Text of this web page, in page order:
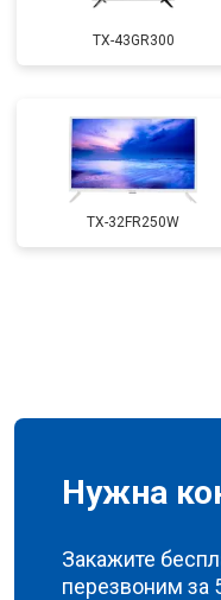
TX-43GR300
TX-32FR250W
Нужна
Закажите
перезвоним за